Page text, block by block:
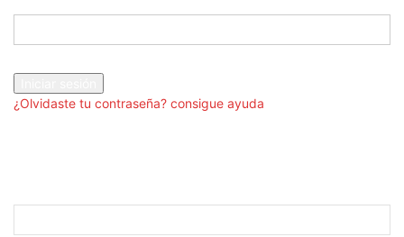
¿Olvidaste tu contraseña? consigue ayuda